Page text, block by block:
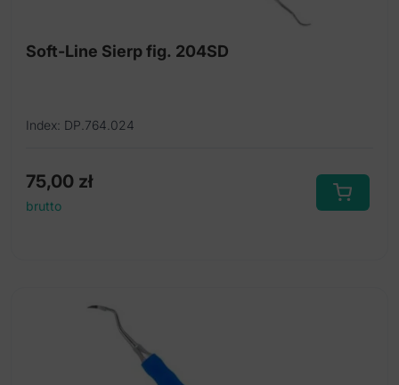
Soft-Line Sierp fig. 204SD
Index: DP.764.024
75,00 zł
brutto